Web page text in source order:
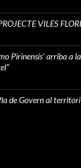
VILES
Pirinensis’ arriba a
de Govern al